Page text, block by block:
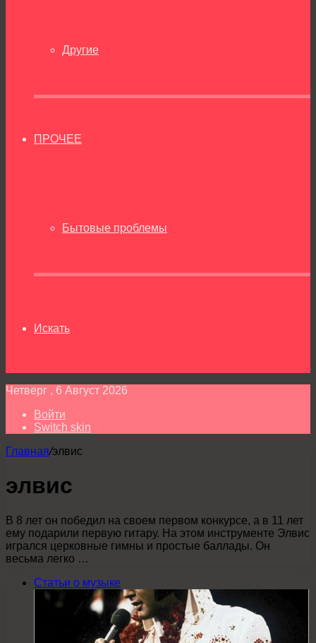
Другие
ПРОЧЕЕ
Бытовые проблемы
Искать
Четверг , 6 Август 2026
Войти
Switch skin
Главная/элвис
элвис
В 8 лет он победил на своем первом конкурсе, а в 11 лет
ему подарили первую гитару. На этом инструменте Элвис
игрался церковные гимны и простые баллады. Он
весьма легко …
Статьи о музыке